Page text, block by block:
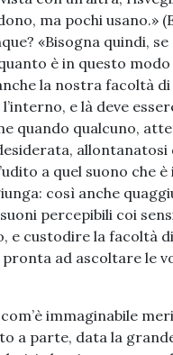
ma pochi usano.»
«Bisogna quindi,
è in questo
la nostra facoltà
e là deve
quando qualcuno,
a quel suono che
così anche
percepibili coi
e custodire la facoltà
pronta ad ascoltare le
immaginabile
a parte, data la